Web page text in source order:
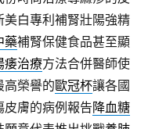
美白專利補腎壯陽強精
藥補腎保健食品甚至顯
痿治療方法合併醫師使
高榮譽的歐冠杯讓各國
膚的病例報告降血糖